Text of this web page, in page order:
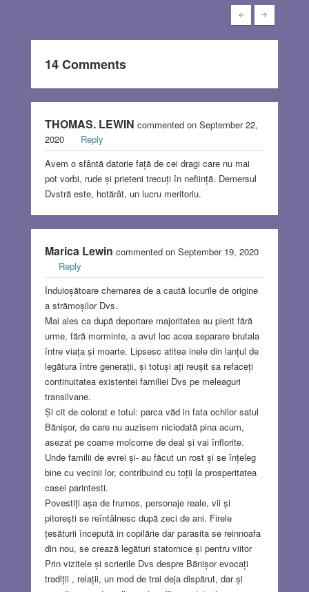
14 Comments
THOMAS. LEWIN commented on September 22,
2020
Reply
Avem o sfântă datorie față de cei dragi care nu mai
pot vorbi, rude și prieteni trecuți în neființă. Demersul
Dvstră este, hotărât, un lucru meritoriu.
Marica Lewin commented on September 19, 2020
Reply
Înduioșătoare chemarea de a caută locurile de origine
a strămoșilor Dvs.
Mai ales ca după deportare majoritatea au pierit fără
urme, fără morminte, a avut loc acea separare brutala
între viața și moarte. Lipsesc atitea inele din lanțul de
legătura între generații, și totuși ați reușit sa refaceți
continuitatea existentei familiei Dvs pe meleaguri
transilvane.
Și cit de colorat e totul: parca văd in fata ochilor satul
Bănișor, de care nu auzisem niciodată pina acum,
asezat pe coame molcome de deal și vai înflorite.
Unde familii de evrei și- au făcut un rost și se înțeleg
bine cu vecinii lor, contribuind cu toții la prosperitatea
casei parintesti.
Povestiți așa de frumos, personaje reale, vii și
pitorești se reîntâlnesc după zeci de ani. Firele
țesăturii începută in copilărie dar parasita se reinnoafa
din nou, se crează legături statornice și pentru viitor
Prin vizitele și scrierile Dvs despre Bănișor evocați
tradiții , relații, un mod de trai deja dispărut, dar și